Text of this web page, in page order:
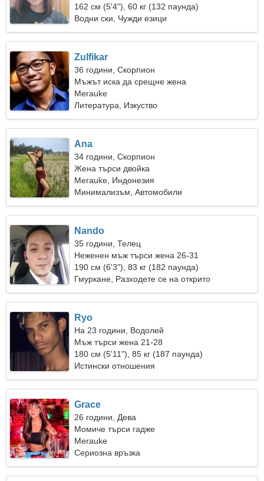
162 см (5'4"), 60 кг (132 паунда)
Водни ски, Чужди езици
Zulfikar
36 години, Скорпион
Мъжът иска да срещне жена
Merauke
Литература, Изкуство
Ana
34 години, Скорпион
Жена търси двойка
Merauke, Индонезия
Минимализъм, Автомобили
Nando
35 години, Телец
Неженен мъж търси жена 26-31
190 см (6'3"), 83 кг (182 паунда)
Гмуркане, Разходете се на открито
Ryo
На 23 години, Водолей
Мъж търси жена 21-28
180 см (5'11"), 85 кг (187 паунда)
Истински отношения
Grace
26 години, Дева
Момиче търси гадже
Merauke
Сериозна връзка